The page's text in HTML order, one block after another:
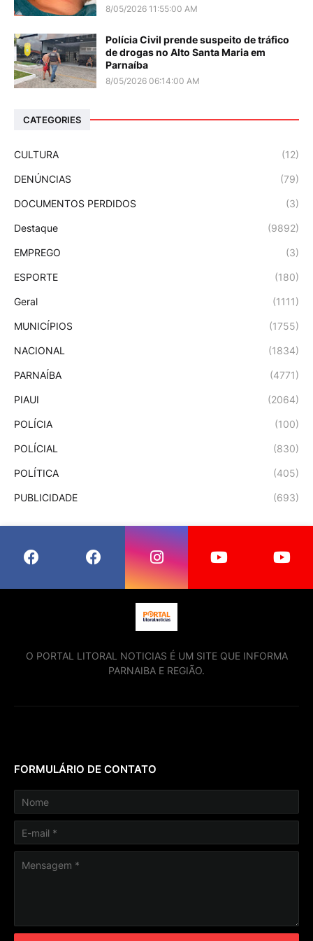
8/05/2026 11:55:00 AM
Polícia Civil prende suspeito de tráfico
de drogas no Alto Santa Maria em
Parnaíba
8/05/2026 06:14:00 AM
CATEGORIES
CULTURA (12)
DENÚNCIAS (79)
DOCUMENTOS PERDIDOS (3)
Destaque (9892)
EMPREGO (3)
ESPORTE (180)
Geral (1111)
MUNICÍPIOS (1755)
NACIONAL (1834)
PARNAÍBA (4771)
PIAUI (2064)
POLÍCIA (100)
POLÍCIAL (830)
POLÍTICA (405)
PUBLICIDADE (693)
O PORTAL LITORAL NOTICIAS É UM SITE QUE INFORMA
PARNAIBA E REGIÃO.
FORMULÁRIO DE CONTATO